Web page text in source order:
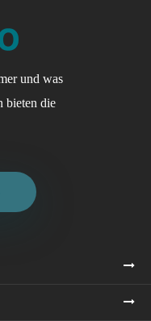
und was
bieten die